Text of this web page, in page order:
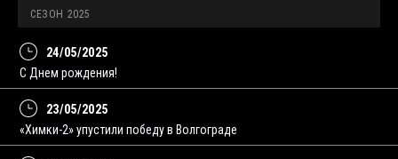
СЕЗОН 2025
24/05/2025
С Днем рождения!
23/05/2025
«Химки-2» упустили победу в Волгограде